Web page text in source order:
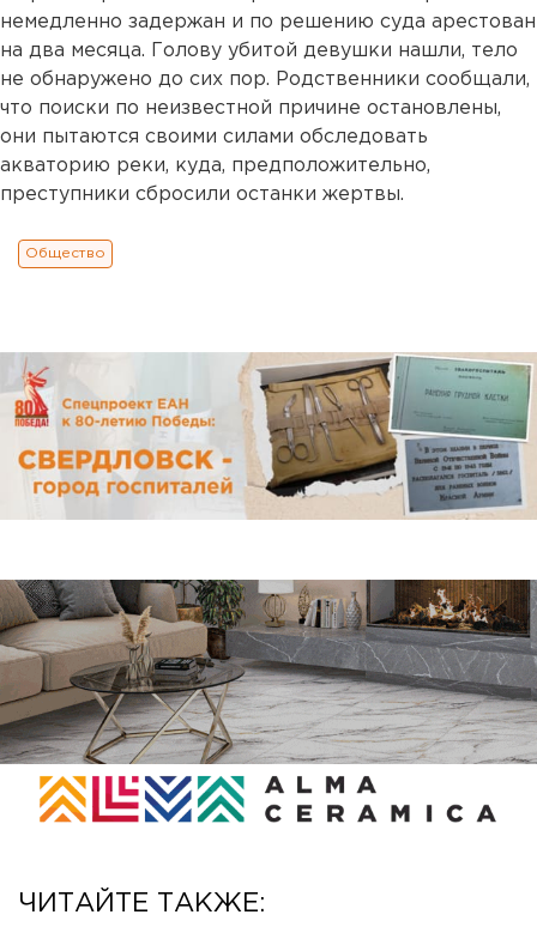
немедленно задержан и по решению суда арестован
на два месяца. Голову убитой девушки нашли, тело
не обнаружено до сих пор. Родственники сообщали,
что поиски по неизвестной причине остановлены,
они пытаются своими силами обследовать
акваторию реки, куда, предположительно,
преступники сбросили останки жертвы.
Общество
ЧИТАЙТЕ ТАКЖЕ: